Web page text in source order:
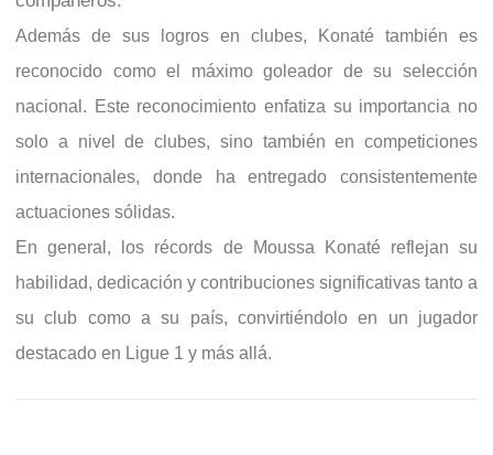
Además de sus logros en clubes, Konaté también es
reconocido como el máximo goleador de su selección
nacional. Este reconocimiento enfatiza su importancia no
solo a nivel de clubes, sino también en competiciones
internacionales, donde ha entregado consistentemente
actuaciones sólidas.
En general, los récords de Moussa Konaté reflejan su
habilidad, dedicación y contribuciones significativas tanto a
su club como a su país, convirtiéndolo en un jugador
destacado en Ligue 1 y más allá.